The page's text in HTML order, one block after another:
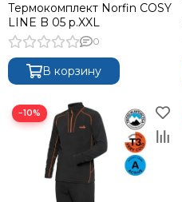
Термокомплект Norfin COSY
LINE B 05 р.XXL
0
В корзину
−10%